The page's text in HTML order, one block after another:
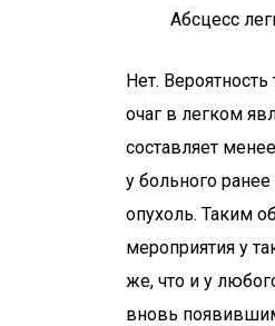
Абсцесс
Нет.
очаг в легком
составляет
у больного
опухоль. Таким
мероприятия у
же, что и у
вновь